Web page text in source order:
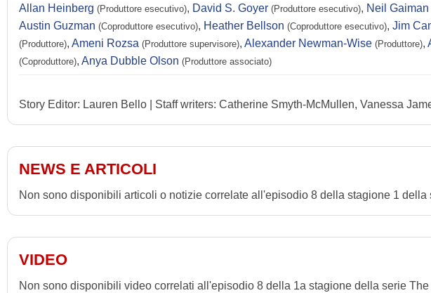
Allan Heinberg (Produttore esecutivo), David S. Goyer (Produttore esecutivo), Neil Gaiman
Austin Guzman (Coproduttore esecutivo), Heather Bellson (Coproduttore esecutivo), Jim
(Produttore), Ameni Rozsa (Produttore supervisore), Alexander Newman-Wise (Produttore),
(Coproduttore), Anya Dubble Olson (Produttore associato)
Story Editor: Lauren Bello | Staff writers: Catherine Smyth-McMullen, Vanessa
NEWS E ARTICOLI
Non sono disponibili articoli o notizie correlate all'episodio 8 della stagione 1 della
VIDEO
Non sono disponibili video correlati all'episodio 8 della 1a stagione della serie